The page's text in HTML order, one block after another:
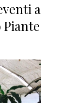
a
Piante